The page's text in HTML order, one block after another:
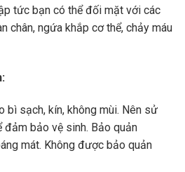
tức bạn có thể đối mặt với các
chân, ngứa khắp cơ thể, chảy máu
bì sạch, kín, không mùi. Nên sử
bảo vệ sinh. Bảo quản
mát. Không được bảo quản